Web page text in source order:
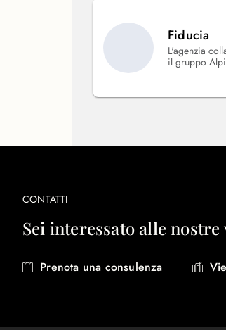
Fiducia
L'agenzia
il gruppo
CONTATTI
Sei interessato alle
Prenota una consulenza